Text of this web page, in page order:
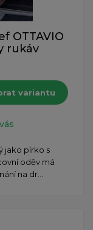
OTTAVIO
rukáv
variantu
jako pírko s
oděv má
na dr...